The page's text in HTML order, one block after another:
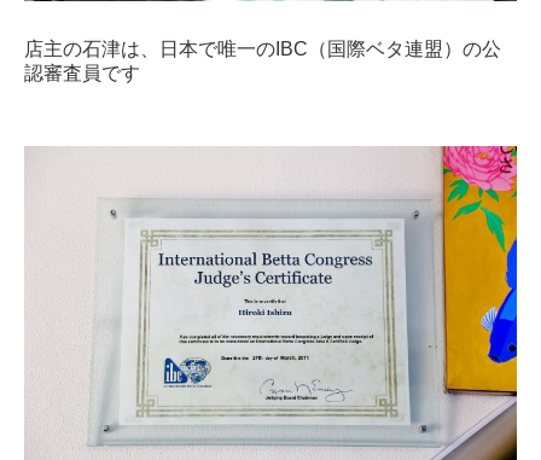
店主の石津は、日本で唯一のIBC（国際ベタ連盟）の公
認審査員です